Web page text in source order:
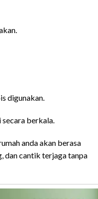
digunakan.
berkala.
anda akan berasa
dan cantik terjaga tanpa